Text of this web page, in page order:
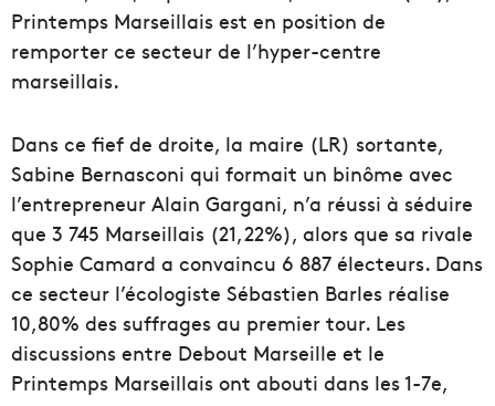
Printemps Marseillais est en position de
remporter ce secteur de l’hyper-centre
marseillais.
Dans ce fief de droite, la maire (LR) sortante,
Sabine Bernasconi qui formait un binôme avec
l’entrepreneur Alain Gargani, n’a réussi à séduire
que 3 745 Marseillais (21,22%), alors que sa rivale
Sophie Camard a convaincu 6 887 électeurs. Dans
ce secteur l’écologiste Sébastien Barles réalise
10,80% des suffrages au premier tour. Les
discussions entre Debout Marseille et le
Printemps Marseillais ont abouti dans les 1-7e,